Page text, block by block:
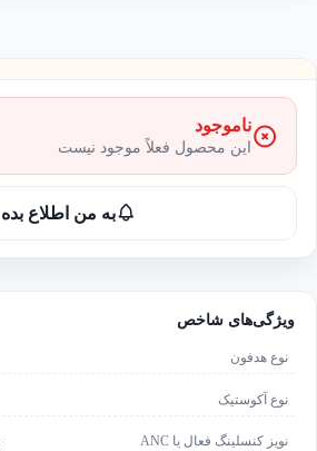
ویژگی‌های شاخص
نوع هدفون
نوع آکوستیک
نویز کنسلینگ فعال یا ANC
ناموجود
این محصول فعلاً موجود نیست
به من اطلاع بده